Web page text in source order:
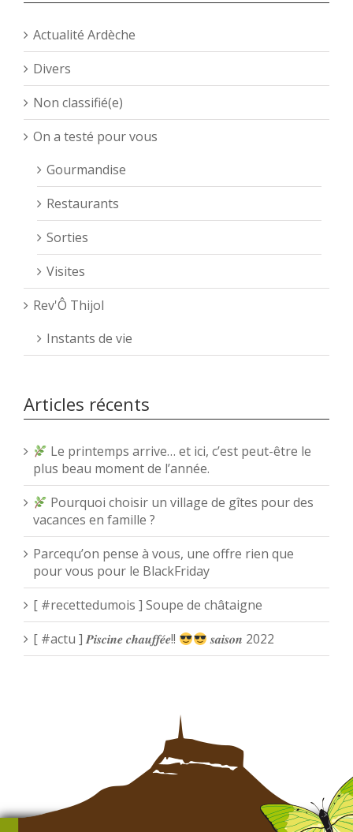
Actualité Ardèche
Divers
Non classifié(e)
On a testé pour vous
Gourmandise
Restaurants
Sorties
Visites
Rev'Ô Thijol
Instants de vie
Articles récents
Le printemps arrive… et ici, c’est peut-être le
plus beau moment de l’année.
Pourquoi choisir un village de gîtes pour des
vacances en famille ?
Parcequ’on pense à vous, une offre rien que
pour vous pour le BlackFriday
[ #recettedumois ] Soupe de châtaigne
[ #actu ] 𝑷𝒊𝒔𝒄𝒊𝒏𝒆 𝒄𝒉𝒂𝒖𝒇𝒇𝒆́𝒆!!
𝒔𝒂𝒊𝒔𝒐𝒏 2022